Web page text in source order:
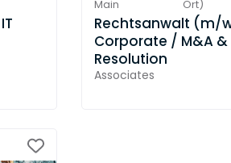
Main
Ort)
Rechtsanwalt (m/
Corporate / M&A &
Resolution
Associates